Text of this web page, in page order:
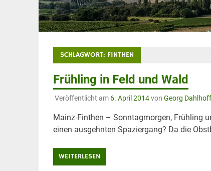
SCHLAGWORT: FINTHEN
Frühling in Feld und Wald
Veröffentlicht am 6. April 2014von Georg Dahlhoff
Mainz-Finthen – Sonntagmorgen, Frühling
einen ausgehnten Spaziergang? Da die
WEITERLESEN